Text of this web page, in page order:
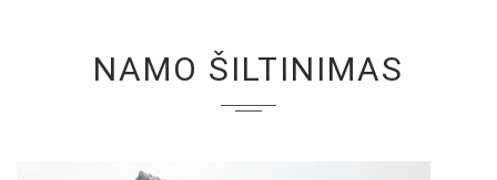
NAMO ŠILTINIMAS